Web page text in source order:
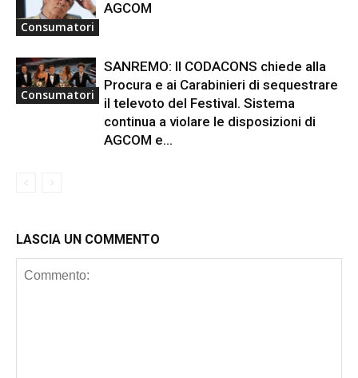
Consumatori
AGCOM
Consumatori
SANREMO: Il CODACONS chiede alla
Procura e ai Carabinieri di sequestrare
il televoto del Festival. Sistema
continua a violare le disposizioni di
AGCOM e...
LASCIA UN COMMENTO